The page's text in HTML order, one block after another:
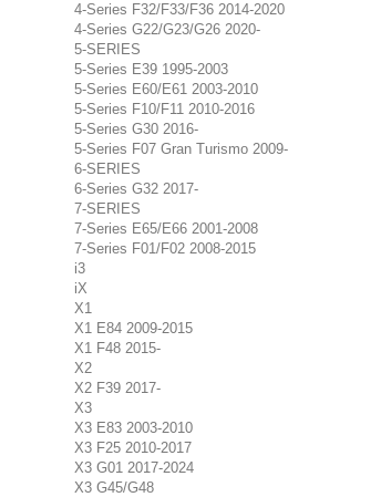
4-Series F32/F33/F36 2014-2020
4-Series G22/G23/G26 2020-
5-SERIES
5-Series E39 1995-2003
5-Series E60/E61 2003-2010
5-Series F10/F11 2010-2016
5-Series G30 2016-
5-Series F07 Gran Turismo 2009-
6-SERIES
6-Series G32 2017-
7-SERIES
7-Series E65/E66 2001-2008
7-Series F01/F02 2008-2015
i3
iX
X1
X1 E84 2009-2015
X1 F48 2015-
X2
X2 F39 2017-
X3
X3 E83 2003-2010
X3 F25 2010-2017
X3 G01 2017-2024
X3 G45/G48